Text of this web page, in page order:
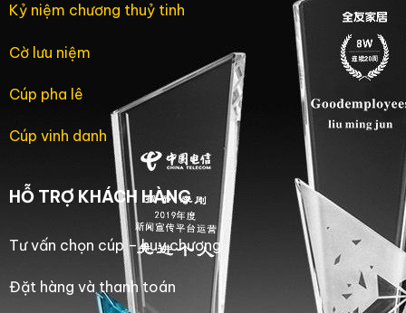
Kỷ niệm chương thuỷ tinh
Cờ lưu niệm
Cúp pha lê
Cúp vinh danh
HỖ TRỢ KHÁCH HÀNG
Tư vấn chọn cúp – huy chương
Đặt hàng và thanh toán